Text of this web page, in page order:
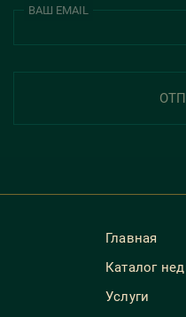
ВАШ EMAIL
Главная
Каталог
Услуги